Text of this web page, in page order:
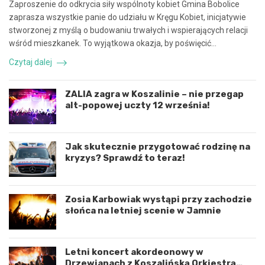
c
ę
i
k
o
o
r
d
y
n
a
c
j
ę
r
z
w
j
u
m
z
d
a
r
z
e
n
i
e
d
r
o
g
o
w
p
o
K
o
s
Zaproszenie do odkrycia siły wspólnoty kobiet Gmina Bobolice
zaprasza wszystkie panie do udziału w Kręgu Kobiet, inicjatywie
stworzonej z myślą o budowaniu trwałych i wspierających relacji
wśród mieszkanek. To wyjątkowa okazja, by poświęcić…
Czytaj dalej
ZALIA zagra w Koszalinie – nie przegap
alt-popowej uczty 12 września!
Jak skutecznie przygotować rodzinę na
kryzys? Sprawdź to teraz!
Zosia Karbowiak wystąpi przy zachodzie
słońca na letniej scenie w Jamnie
Letni koncert akordeonowy w